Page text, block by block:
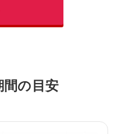
間の目安